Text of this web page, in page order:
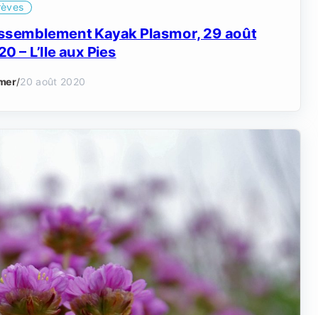
Kayak Plasmor, 29 août
– L’Ile aux Pies
/20 août 2020